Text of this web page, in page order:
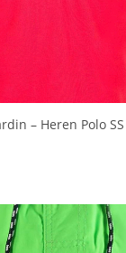
– Heren Polo